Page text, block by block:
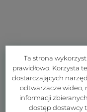
Ta strona
prawidłowo. Korzysta
dostarczających
odtwarzacze wideo,
informacji
dostęp dostawcy